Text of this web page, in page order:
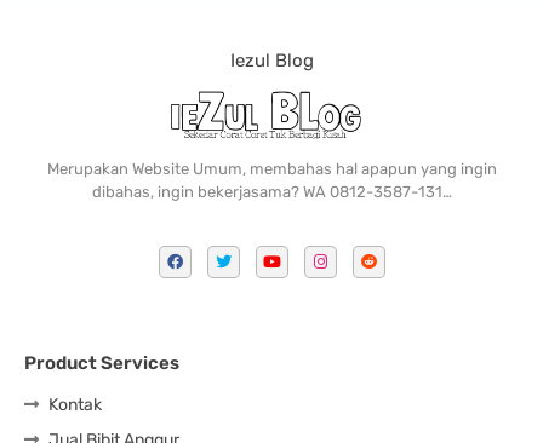
Iezul Blog
Merupakan Website Umum, membahas hal apapun yang ingin
dibahas, ingin bekerjasama? WA 0812-3587-131…
Product Services
Kontak